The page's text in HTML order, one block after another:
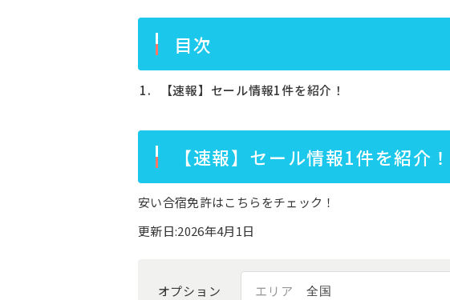
目次
【速報】セール情報1件を紹介！
【速報】セール情報1件を紹介！
安い合宿免許はこちらをチェック！
更新日:2026年4月1日
オプション エリア